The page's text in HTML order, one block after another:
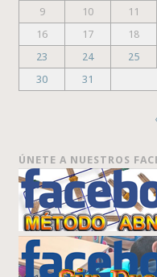
9
10 11
16
17 18
23
24 25
30
31
ÚNETE A NUESTROS